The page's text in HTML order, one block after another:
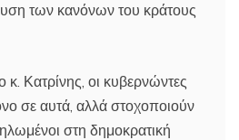
των κανόνων του κράτους
Κατρίνης, οι κυβερνώντες
σε αυτά, αλλά στοχοποιούν
στη δημοκρατική